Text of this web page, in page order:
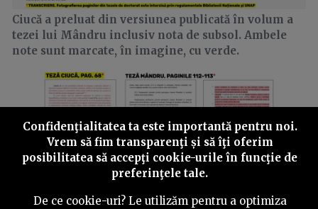
Ciucă a preluat din versiunea publicată în volum a
tezei lui Mândru inclusiv nota de subsol. Ambele
note sunt marcate, în imagine, cu verde.
Confidenţialitatea ta este importantă pentru noi.
Vrem să fim transparenţi și să îţi oferim
posibilitatea să accepţi cookie-urile în funcţie de
preferinţele tale.
De ce cookie-uri? Le utilizăm pentru a optimiza